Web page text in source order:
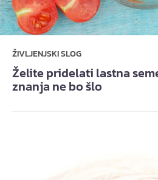
ŽIVLJENJSKI SLOG
Želite pridelati lastna
znanja ne bo šlo